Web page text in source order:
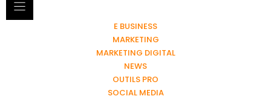
E BUSINESS
MARKETING
MARKETING DIGITAL
NEWS
OUTILS PRO
SOCIAL MEDIA